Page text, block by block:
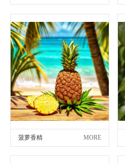
菠萝香精 MORE